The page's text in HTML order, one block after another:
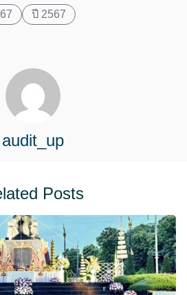
ปี 2567
audit_up
Posts